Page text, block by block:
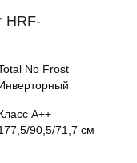
HRF-
No Frost
A++
90,5/71,7 см